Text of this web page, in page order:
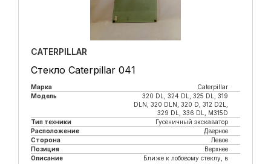
CATERPILLAR
Стекло Caterpillar 041
Марка
Caterpillar
Модель
320 DL, 324 DL, 325 DL, 319
DLN, 320 DLN, 320 D, 312 D2L,
329 DL, 336 DL, M315D
Тип техники
Гусеничный экскаватор
Расположение
Дверное
Сторона
Левое
Позиция
Верхнее
Описание
Ближе к лобовому стеклу, в